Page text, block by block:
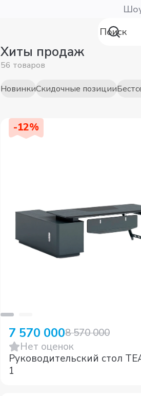
Хиты продаж
56 товаров
НовинкиСкидочные позиции
-12%
7 570 0008 570 000
Нет оценок
Руководительский стол
1